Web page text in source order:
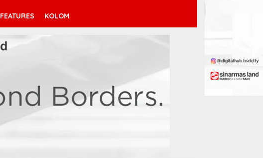
FEATURES KOLOM